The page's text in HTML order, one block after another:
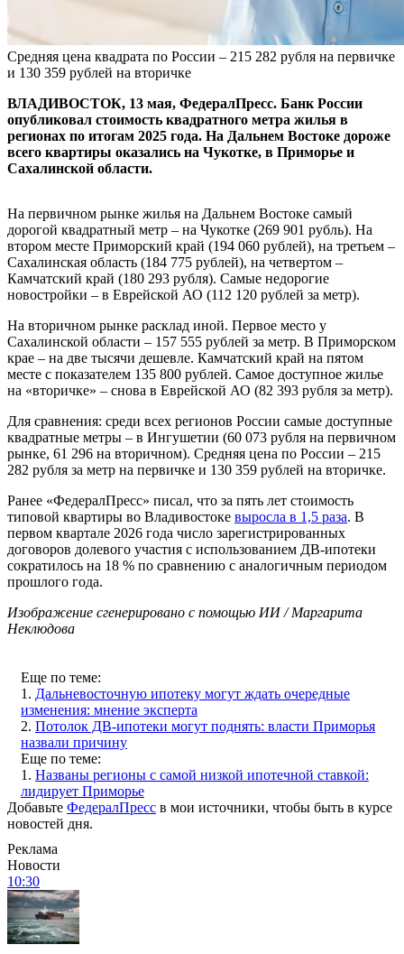
Средняя цена квадрата по России – 215 282 рубля на первичке
и 130 359 рублей на вторичке
ВЛАДИВОСТОК, 13 мая, ФедералПресс. Банк России
опубликовал стоимость квадратного метра жилья в
регионах по итогам 2025 года. На Дальнем Востоке дороже
всего квартиры оказались на Чукотке, в Приморье и
Сахалинской области.
На первичном рынке жилья на Дальнем Востоке самый
дорогой квадратный метр – на Чукотке (269 901 рубль). На
втором месте Приморский край (194 060 рублей), на третьем –
Сахалинская область (184 775 рублей), на четвертом –
Камчатский край (180 293 рубля). Самые недорогие
новостройки – в Еврейской АО (112 120 рублей за метр).
На вторичном рынке расклад иной. Первое место у
Сахалинской области – 157 555 рублей за метр. В Приморском
крае – на две тысячи дешевле. Камчатский край на пятом
месте с показателем 135 800 рублей. Самое доступное жилье
на «вторичке» – снова в Еврейской АО (82 393 рубля за метр).
Для сравнения: среди всех регионов России самые доступные
квадратные метры – в Ингушетии (60 073 рубля на первичном
рынке, 61 296 на вторичном). Средняя цена по России – 215
282 рубля за метр на первичке и 130 359 рублей на вторичке.
Ранее «ФедералПресс» писал, что за пять лет стоимость
типовой квартиры во Владивостоке выросла в 1,5 раза. В
первом квартале 2026 года число зарегистрированных
договоров долевого участия с использованием ДВ-ипотеки
сократилось на 18 % по сравнению с аналогичным периодом
прошлого года.
Изображение сгенерировано с помощью ИИ / Маргарита
Неклюдова
Еще по теме:
1. Дальневосточную ипотеку могут ждать очередные
изменения: мнение эксперта
2. Потолок ДВ-ипотеки могут поднять: власти Приморья
назвали причину
Еще по теме:
1. Названы регионы с самой низкой ипотечной ставкой:
лидирует Приморье
Добавьте ФедералПресс в мои источники, чтобы быть в курсе
новостей дня.
Реклама
Новости
10:30